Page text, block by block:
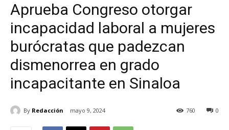
Aprueba Congreso otorgar
incapacidad laboral a mujeres
burócratas que padezcan
dismenorrea en grado
incapacitante en Sinaloa
By Redacción mayo 9, 2024 0
760